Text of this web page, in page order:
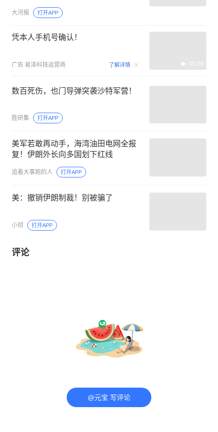
出席父亲葬礼
大河报 打开APP
凭本人手机号确认！
广告 易泽科技运营商 了解详情 00:09
数百死伤，也门导弹突袭沙特军营！
胜研集 打开APP
美军若敢再动手，海湾油田电网全报
复！伊朗外长向多国划下红线
追着大事跑的人 打开APP
美：撤销伊朗制裁！别被骗了
小彻 打开APP
评论
@元宝 写评论